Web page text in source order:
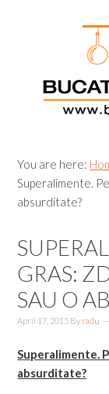
You are here:
Superalimente.
absurditate?
GRAS:
SAU O
April 17, 2015 By radu
Superalimente.
absurditate?